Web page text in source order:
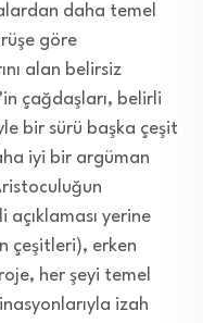
daha temel
göre
alan belirsiz
çağdaşları, belirli
bir sürü başka çeşit
iyi bir argüman
yerine
çeşitleri), erken
her şeyi temel
izah